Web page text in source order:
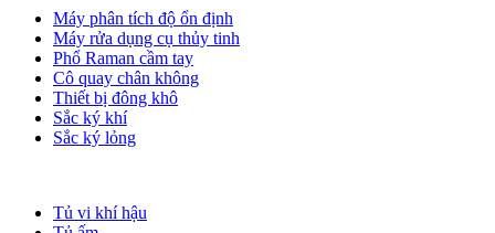
Máy phân tích độ ổn định
Máy rửa dụng cụ thủy tinh
Phổ Raman cầm tay
Cô quay chân không
Thiết bị đông khô
Sắc ký khí
Sắc ký lỏng
Tủ vi khí hậu